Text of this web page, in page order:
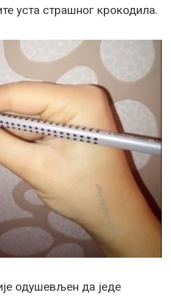
уста страшног крокодила.
одушевљен да једе